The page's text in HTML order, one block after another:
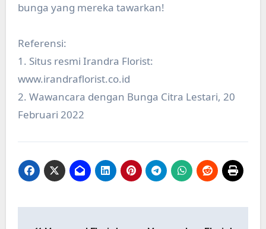
bunga yang mereka tawarkan!
Referensi:
1. Situs resmi Irandra Florist:
www.irandraflorist.co.id
2. Wawancara dengan Bunga Citra Lestari, 20
Februari 2022